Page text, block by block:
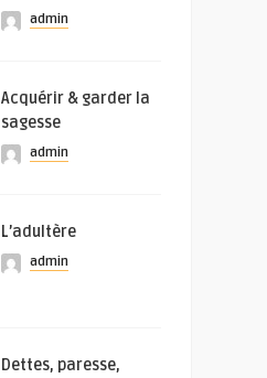
admin
Acquérir & garder la
sagesse
admin
L’adultère
admin
Dettes, paresse,